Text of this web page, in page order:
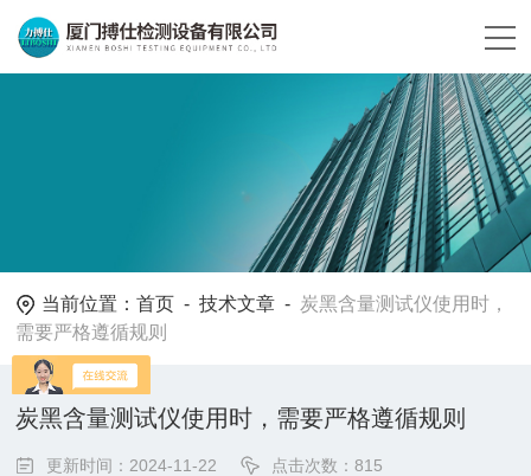
当前位置：首页 -技术文章 - 炭黑含量测试仪使用时，
需要严格遵循规则
炭黑含量测试仪使用时，需要严格遵循规则
更新时间：2024-11-22 点击次数：815